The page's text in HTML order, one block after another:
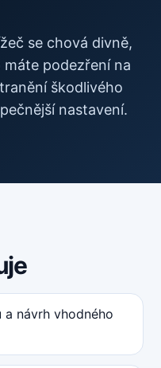
se chová divně,
máte podezření na
škodlivého
nastavení.
návrh vhodného